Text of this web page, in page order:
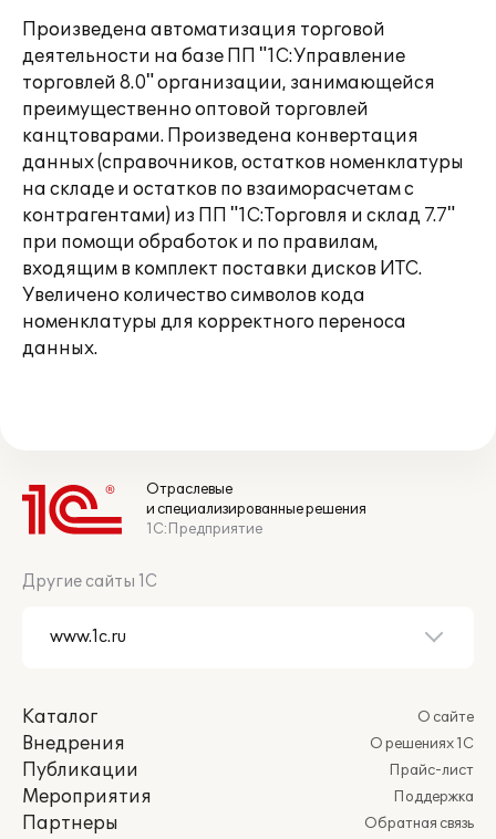
Произведена автоматизация торговой
деятельности на базе ПП "1С:Управление
торговлей 8.0" организации, занимающейся
преимущественно оптовой торговлей
канцтоварами. Произведена конвертация
данных (справочников, остатков номенклатуры
на складе и остатков по взаиморасчетам с
контрагентами) из ПП "1С:Торговля и склад 7.7"
при помощи обработок и по правилам,
входящим в комплект поставки дисков ИТС.
Увеличено количество символов кода
номенклатуры для корректного переноса
данных.
Отраслевые
и специализированные решения
1С:Предприятие
Другие сайты 1С
Каталог
Внедрения
Публикации
Мероприятия
Партнеры
О сайте
О решениях 1С
Прайс-лист
Поддержка
Обратная связь